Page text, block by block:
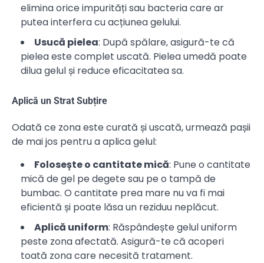
elimina orice impurități sau bacteria care ar
putea interfera cu acțiunea gelului.
Usucă pielea: După spălare, asigură-te că
pielea este complet uscată. Pielea umedă poate
dilua gelul și reduce eficacitatea sa.
Aplică un Strat Subțire
Odată ce zona este curată și uscată, urmează pașii
de mai jos pentru a aplica gelul:
Folosește o cantitate mică: Pune o cantitate
mică de gel pe degete sau pe o tampă de
bumbac. O cantitate prea mare nu va fi mai
eficientă și poate lăsa un reziduu neplăcut.
Aplică uniform: Răspândește gelul uniform
peste zona afectată. Asigură-te că acoperi
toată zona care necesită tratament.